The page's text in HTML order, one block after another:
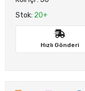
Stok: 20+
Hızlı Gönderi